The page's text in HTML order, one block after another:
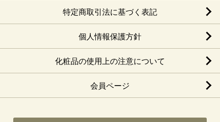
特定商取引法に基づく表記
個人情報保護方針
化粧品の使用上の注意について
会員ページ